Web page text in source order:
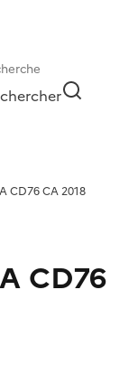
CD76 CA 2018
CD76